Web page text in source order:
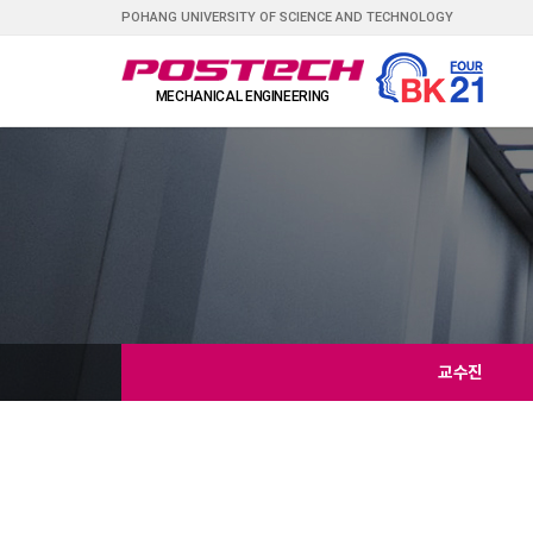
POHANG UNIVERSITY OF SCIENCE AND TECHNOLOGY
교수진